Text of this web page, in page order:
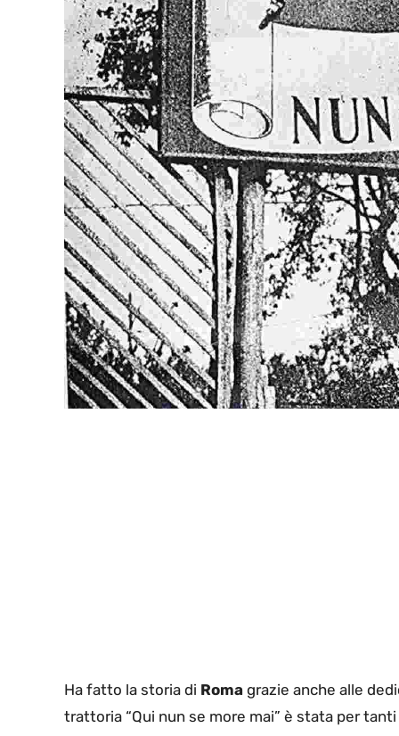
Ha fatto la storia di Roma grazie anche alle
trattoria “Qui nun se more mai” è stata per